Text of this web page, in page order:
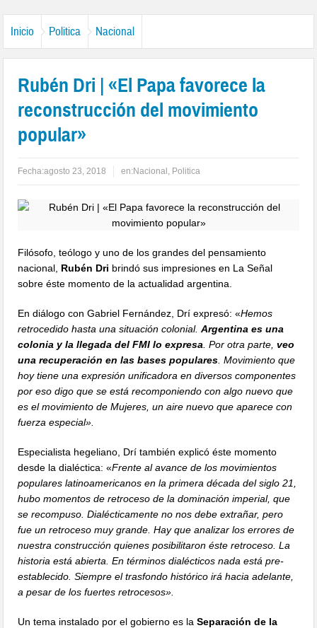
Inicio Politica Nacional
Rubén Dri | «El Papa favorece la
reconstrucción del movimiento
popular»
Fecha:agosto 23, 2018 en:Nacional , Politica
Filósofo, teólogo y uno de los grandes del pensamiento
nacional, Rubén Dri brindó sus impresiones en La Señal
sobre éste momento de la actualidad argentina.
En diálogo con Gabriel Fernández, Drí expresó: «Hemos
retrocedido hasta una situación colonial.Argentina es una
colonia y la llegada del FMI lo expresa . Por otra parte,veo
una recuperación en las bases populares . Movimiento que
hoy tiene una expresión unificadora en diversos componentes
por eso digo que se está recomponiendo con algo nuevo que
es el movimiento de Mujeres, un aire nuevo que aparece con
fuerza especial».
Especialista hegeliano, Drí también explicó éste momento
desde la dialéctica: «Frente al avance de los movimientos
populares latinoamericanos en la primera década del siglo 21,
hubo momentos de retroceso de la dominación imperial, que
se recompuso. Dialécticamente no nos debe extrañar, pero
fue un retroceso muy grande. Hay que analizar los errores de
nuestra construcción quienes posibilitaron éste retroceso. La
historia está abierta. En términos dialécticos nada está pre-
establecido. Siempre el trasfondo histórico irá hacia adelante,
a pesar de los fuertes retrocesos».
Un tema instalado por el gobierno es laSeparación de la